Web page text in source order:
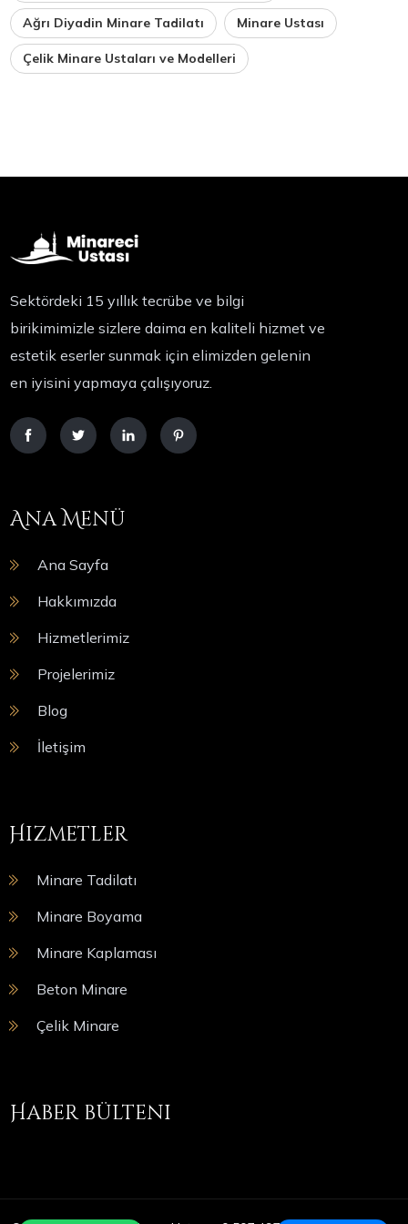
Ağrı Diyadin Minare Tadilatı Minare Ustası
Çelik Minare Ustaları ve Modelleri
Sektördeki 15 yıllık tecrübe ve bilgi
birikimimizle sizlere daima en kaliteli hizmet ve
estetik eserler sunmak için elimizden gelenin
en iyisini yapmaya çalışıyoruz.
Ana Menü
Ana Sayfa
Hakkımızda
Hizmetlerimiz
Projelerimiz
Blog
İletişim
Hizmetler
Minare Tadilatı
Minare Boyama
Minare Kaplaması
Beton Minare
Çelik Minare
Haber bülteni